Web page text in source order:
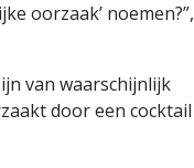
oorzaak’ noemen?”,
van waarschijnlijk
door een cocktail